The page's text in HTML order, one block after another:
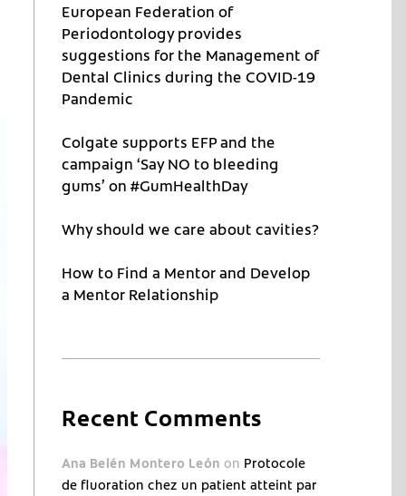
European Federation of
Periodontology provides
suggestions for the Management of
Dental Clinics during the COVID-19
Pandemic
Colgate supports EFP and the
campaign ‘Say NO to bleeding
gums’ on #GumHealthDay
Why should we care about cavities?
How to Find a Mentor and Develop
a Mentor Relationship
Recent Comments
Ana Belén Montero León on Protocole
de fluoration chez un patient atteint par